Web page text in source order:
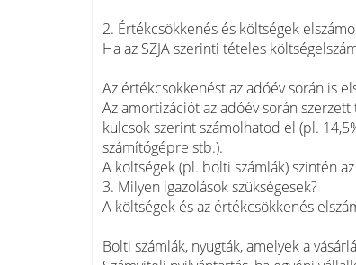
2. Értékcsökkenés és költségek
Ha az SZJA szerinti tételes
Az értékcsökkenést az adóév során is
Az amortizációt az adóév során
kulcsok szerint számolhatod el (pl.
számítógépre stb.).
A költségek (pl. bolti számlák) szintén
3. Milyen igazolások szükségesek?
A költségek és az értékcsökkenés
Bolti számlák, nyugták, amelyek a